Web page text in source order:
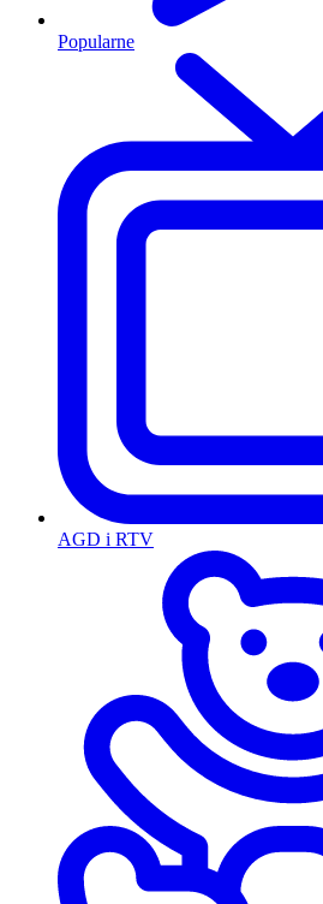
Popularne
AGD i RTV